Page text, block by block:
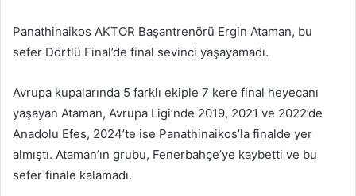
Panathinaikos AKTOR Başantrenörü Ergin Ataman, bu
sefer Dörtlü Final’de final sevinci yaşayamadı.
Avrupa kupalarında 5 farklı ekiple 7 kere final heyecanı
yaşayan Ataman, Avrupa Ligi’nde 2019, 2021 ve 2022’de
Anadolu Efes, 2024’te ise Panathinaikos’la finalde yer
almıştı. Ataman’ın grubu, Fenerbahçe’ye kaybetti ve bu
sefer finale kalamadı.